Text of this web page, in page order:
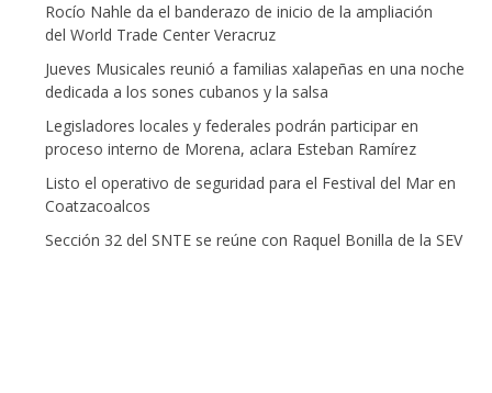
Rocío Nahle da el banderazo de inicio de la ampliación
del World Trade Center Veracruz
Jueves Musicales reunió a familias xalapeñas en una noche
dedicada a los sones cubanos y la salsa
Legisladores locales y federales podrán participar en
proceso interno de Morena, aclara Esteban Ramírez
Listo el operativo de seguridad para el Festival del Mar en
Coatzacoalcos
Sección 32 del SNTE se reúne con Raquel Bonilla de la SEV